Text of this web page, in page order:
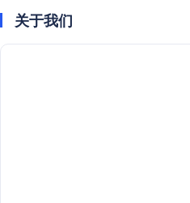
关于我们